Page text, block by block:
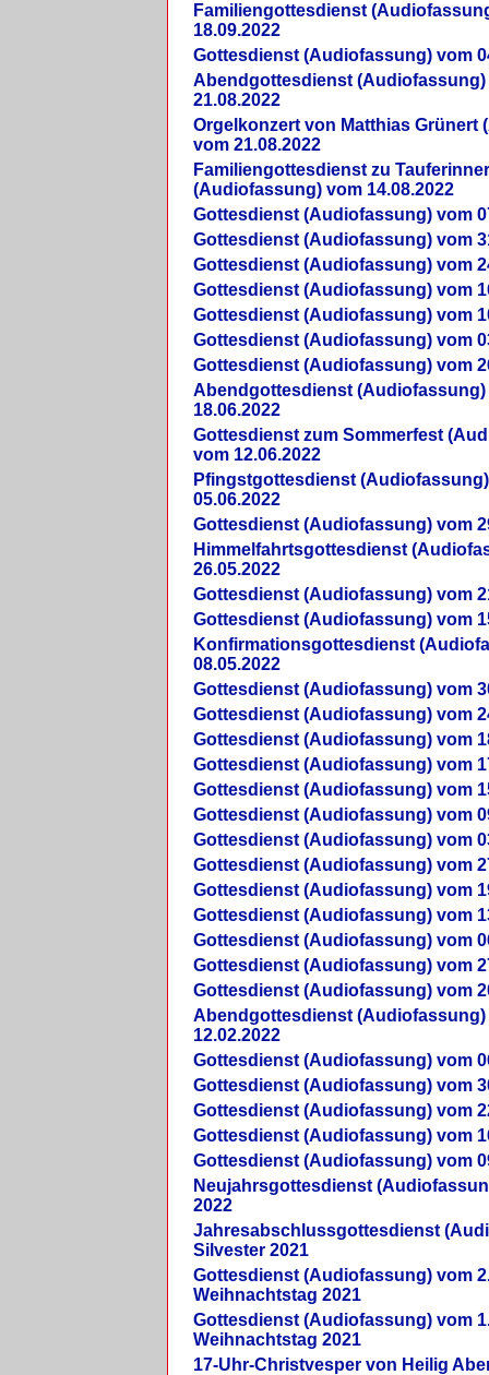
Familiengottesdienst
18.09.2022
Gottesdienst (Audiofassung) vom
Abendgottesdienst (Audiofassung)
21.08.2022
Orgelkonzert von Matthias Grünert
vom 21.08.2022
Familiengottesdienst zu
(Audiofassung) vom 14.08.2022
Gottesdienst (Audiofassung) vom
Gottesdienst (Audiofassung) vom
Gottesdienst (Audiofassung) vom
Gottesdienst (Audiofassung) vom
Gottesdienst (Audiofassung) vom
Gottesdienst (Audiofassung) vom
Gottesdienst (Audiofassung) vom
Abendgottesdienst (Audiofassung)
18.06.2022
Gottesdienst zum Sommerfest
vom 12.06.2022
Pfingstgottesdienst
05.06.2022
Gottesdienst (Audiofassung) vom
Himmelfahrtsgottesdienst
26.05.2022
Gottesdienst (Audiofassung) vom
Gottesdienst (Audiofassung) vom
Konfirmationsgottesdienst
08.05.2022
Gottesdienst (Audiofassung) vom
Gottesdienst (Audiofassung) vom
Gottesdienst (Audiofassung) vom
Gottesdienst (Audiofassung) vom
Gottesdienst (Audiofassung) vom
Gottesdienst (Audiofassung) vom
Gottesdienst (Audiofassung) vom
Gottesdienst (Audiofassung) vom
Gottesdienst (Audiofassung) vom
Gottesdienst (Audiofassung) vom
Gottesdienst (Audiofassung) vom
Gottesdienst (Audiofassung) vom
Gottesdienst (Audiofassung) vom
Abendgottesdienst (Audiofassung)
12.02.2022
Gottesdienst (Audiofassung) vom
Gottesdienst (Audiofassung) vom
Gottesdienst (Audiofassung) vom
Gottesdienst (Audiofassung) vom
Gottesdienst (Audiofassung) vom
Neujahrsgottesdienst
2022
Jahresabschlussgottesdienst
Silvester 2021
Gottesdienst (Audiofassung) vom
Weihnachtstag 2021
Gottesdienst (Audiofassung) vom
Weihnachtstag 2021
17-Uhr-Christvesper von Heilig